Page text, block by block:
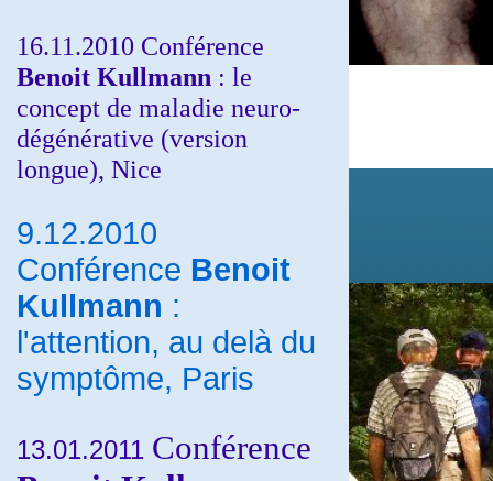
16.11.2010 Conférence
Benoit Kullmann : le
concept de maladie neuro-
dégénérative (version
longue), Nice
9.12.2010
Conférence Benoit
Kullmann :
l'attention, au delà du
symptôme, Paris
13.01.2011 Conférence